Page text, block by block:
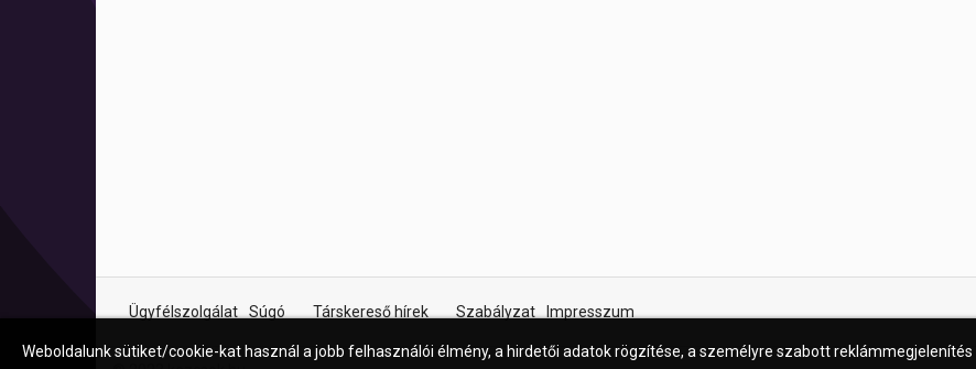
Ügyfélszolgálat Súgó Társkereső hírek Szabályzat Impresszum
Weboldalunk sütiket/cookie-kat használ a jobb felhasználói élmény, a hirdetői adatok rögzítése, a személyre szabott reklámmegjelenítés